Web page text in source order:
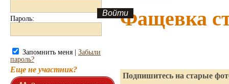
Пароль:
Запомнить меня | Забыли
пароль?
Еще не участник?
Фащевка
Подпишитесь на старые